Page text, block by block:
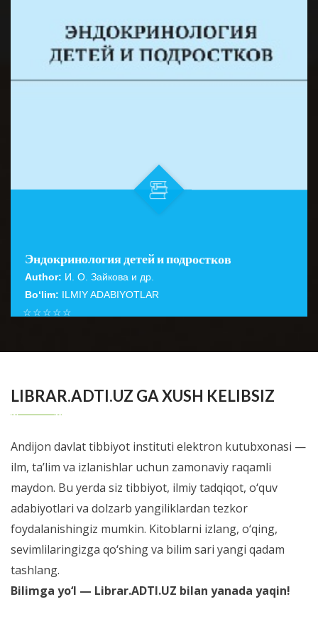
Эндокринология детей и подростков
Author: И. О. Зайкова и др.
Bo‘lim: ILMIY ADABIYOTLAR
☆
☆
☆
☆
☆
LIBRAR.ADTI.UZ GA XUSH KELIBSIZ
Andijon davlat tibbiyot instituti elektron kutubxonasi —
ilm, ta’lim va izlanishlar uchun zamonaviy raqamli
maydon. Bu yerda siz tibbiyot, ilmiy tadqiqot, o‘quv
adabiyotlari va dolzarb yangiliklardan tezkor
foydalanishingiz mumkin. Kitoblarni izlang, o‘qing,
sevimlilaringizga qo‘shing va bilim sari yangi qadam
tashlang.
Bilimga yo‘l — Librar.ADTI.UZ bilan yanada yaqin!